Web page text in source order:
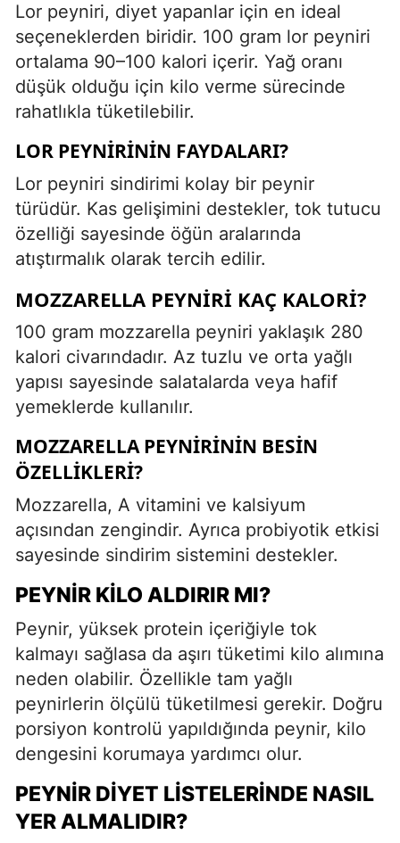
Lor peyniri, diyet yapanlar için en ideal
seçeneklerden biridir. 100 gram lor peyniri
ortalama 90–100 kalori içerir. Yağ oranı
düşük olduğu için kilo verme sürecinde
rahatlıkla tüketilebilir.
LOR PEYNIRININ FAYDALARI?
Lor peyniri sindirimi kolay bir peynir
türüdür. Kas gelişimini destekler, tok tutucu
özelliği sayesinde öğün aralarında
atıştırmalık olarak tercih edilir.
MOZZARELLA PEYNIRI KAÇ KALORI?
100 gram mozzarella peyniri yaklaşık 280
kalori civarındadır. Az tuzlu ve orta yağlı
yapısı sayesinde salatalarda veya hafif
yemeklerde kullanılır.
MOZZARELLA PEYNIRININ BESIN
ÖZELLIKLERI?
Mozzarella, A vitamini ve kalsiyum
açısından zengindir. Ayrıca probiyotik etkisi
sayesinde sindirim sistemini destekler.
PEYNIR KILO ALDIRIR MI?
Peynir, yüksek protein içeriğiyle tok
kalmayı sağlasa da aşırı tüketimi kilo alımına
neden olabilir. Özellikle tam yağlı
peynirlerin ölçülü tüketilmesi gerekir. Doğru
porsiyon kontrolü yapıldığında peynir, kilo
dengesini korumaya yardımcı olur.
PEYNIR DIYET LISTELERINDE NASIL
YER ALMALIDIR?